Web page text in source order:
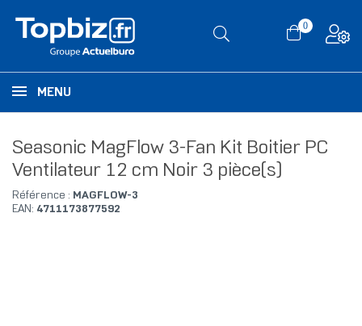
0
MENU
Seasonic MagFlow 3-Fan Kit Boitier PC
Ventilateur 12 cm Noir 3 pièce(s)
Référence : MAGFLOW-3
EAN: 4711173877592